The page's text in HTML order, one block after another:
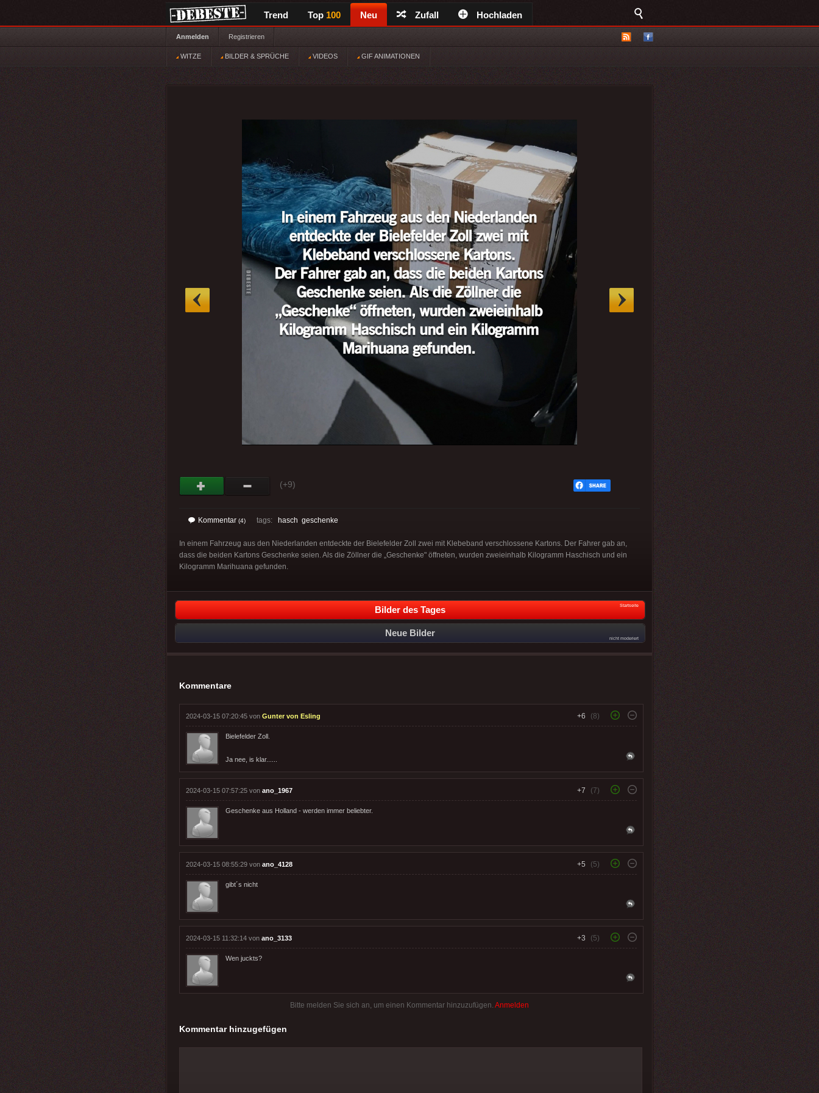
Trend Top 100 Neu Zufall Hochladen
Anmelden Registrieren
WITZE BILDER & SPRÜCHE VIDEOS GIF ANIMATIONEN
(+9)
Kommentar (4) tags: hasch geschenke
In einem Fahrzeug aus den Niederlanden entdeckte der Bielefelder Zoll zwei mit Klebeband verschlossene Kartons. Der Fahrer gab an,
dass die beiden Kartons Geschenke seien. Als die Zöllner die „Geschenke" öffneten, wurden zweieinhalb Kilogramm Haschisch und ein
Kilogramm Marihuana gefunden.
Bilder des Tages Startseite
Neue Bilder
nicht moderiert
Kommentare
2024-03-15 07:20:45 von Gunter von Esling +6 (8)
Bielefelder Zoll.
Ja nee, is klar......
2024-03-15 07:57:25 von ano_1967 +7 (7)
Geschenke aus Holland - werden immer beliebter.
2024-03-15 08:55:29 von ano_4128 +5 (5)
gibt´s nicht
2024-03-15 11:32:14 von ano_3133 +3 (5)
Wen juckts?
Bitte melden Sie sich an, um einen Kommentar hinzuzufügen. Anmelden
Kommentar hinzugefügen